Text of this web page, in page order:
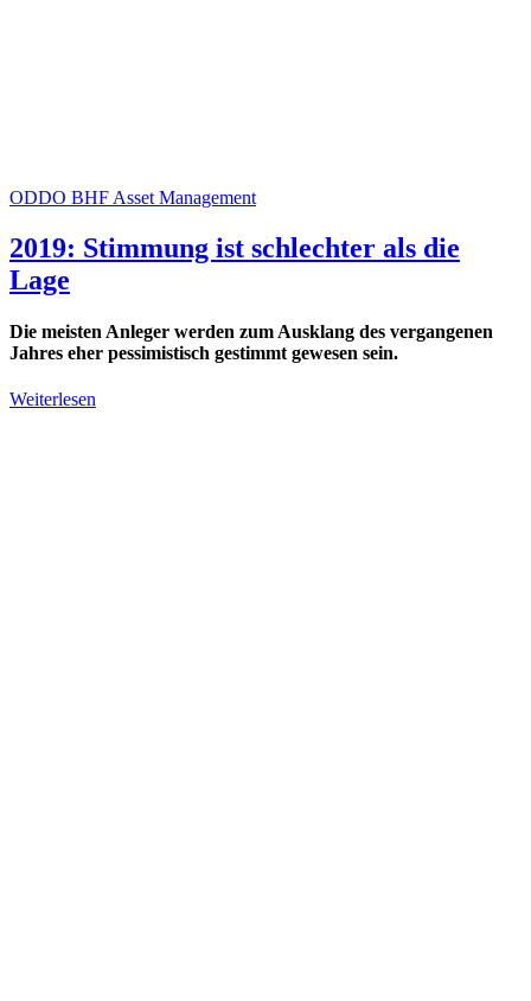
ODDO BHF Asset Management
2019: Stimmung ist schlechter als die
Lage
Die meisten Anleger werden zum Ausklang des vergangenen
Jahres eher pessimistisch gestimmt gewesen sein.
Weiterlesen